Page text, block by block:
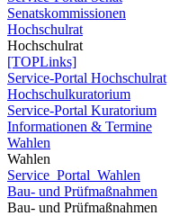
Senatskommissionen
Hochschulrat
Hochschulrat
[TOPLinks]
Service-Portal Hochschulrat
Hochschulkuratorium
Service-Portal Kuratorium
Informationen & Termine
Wahlen
Wahlen
Service_Portal_Wahlen
Bau- und Prüfmaßnahmen
Bau- und Prüfmaßnahmen